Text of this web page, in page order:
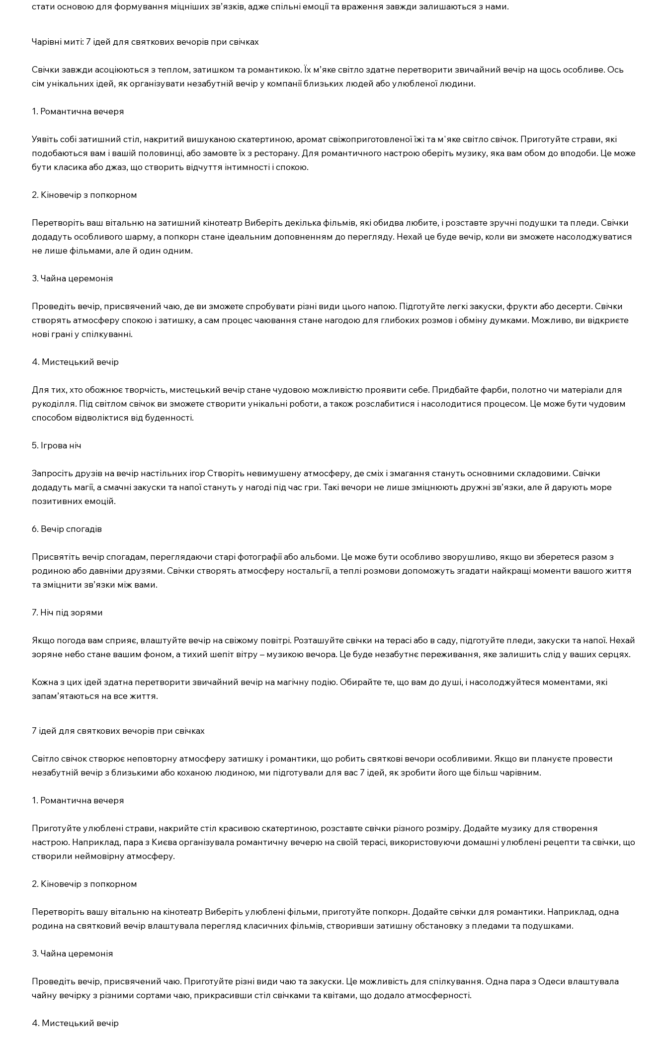
стати основою для формування міцніших зв’язків, адже спільні емоції та враження завжди залишаються з нами.
Чарівні миті: 7 ідей для святкових вечорів при свічках
Свічки завжди асоціюються з теплом, затишком та романтикою. Їх м’яке світло здатне перетворити звичайний вечір на щось особливе. Ось
сім унікальних ідей, як організувати незабутній вечір у компанії близьких людей або улюбленої людини.
1. Романтична вечеря
Уявіть собі затишний стіл, накритий вишуканою скатертиною, аромат свіжоприготовленої їжі та м'яке світло свічок. Приготуйте страви, які
подобаються вам і вашій половинці, або замовте їх з ресторану. Для романтичного настрою оберіть музику, яка вам обом до вподоби. Це може
бути класика або джаз, що створить відчуття інтимності і спокою.
2. Кіновечір з попкорном
Перетворіть ваш вітальню на затишний кінотеатр Виберіть декілька фільмів, які обидва любите, і розставте зручні подушки та пледи. Свічки
додадуть особливого шарму, а попкорн стане ідеальним доповненням до перегляду. Нехай це буде вечір, коли ви зможете насолоджуватися
не лише фільмами, але й один одним.
3. Чайна церемонія
Проведіть вечір, присвячений чаю, де ви зможете спробувати різні види цього напою. Підготуйте легкі закуски, фрукти або десерти. Свічки
створять атмосферу спокою і затишку, а сам процес чаювання стане нагодою для глибоких розмов і обміну думками. Можливо, ви відкриєте
нові грані у спілкуванні.
4. Мистецький вечір
Для тих, хто обожнює творчість, мистецький вечір стане чудовою можливістю проявити себе. Придбайте фарби, полотно чи матеріали для
рукоділля. Під світлом свічок ви зможете створити унікальні роботи, а також розслабитися і насолодитися процесом. Це може бути чудовим
способом відволіктися від буденності.
5. Ігрова ніч
Запросіть друзів на вечір настільних ігор Створіть невимушену атмосферу, де сміх і змагання стануть основними складовими. Свічки
додадуть магії, а смачні закуски та напої стануть у нагоді під час гри. Такі вечори не лише зміцнюють дружні зв’язки, але й дарують море
позитивних емоцій.
6. Вечір спогадів
Присвятіть вечір спогадам, переглядаючи старі фотографії або альбоми. Це може бути особливо зворушливо, якщо ви зберетеся разом з
родиною або давніми друзями. Свічки створять атмосферу ностальгії, а теплі розмови допоможуть згадати найкращі моменти вашого життя
та зміцнити зв’язки між вами.
7. Ніч під зорями
Якщо погода вам сприяє, влаштуйте вечір на свіжому повітрі. Розташуйте свічки на терасі або в саду, підготуйте пледи, закуски та напої. Нехай
зоряне небо стане вашим фоном, а тихий шепіт вітру – музикою вечора. Це буде незабутнє переживання, яке залишить слід у ваших серцях.
Кожна з цих ідей здатна перетворити звичайний вечір на магічну подію. Обирайте те, що вам до душі, і насолоджуйтеся моментами, які
запам’ятаються на все життя.
7 ідей для святкових вечорів при свічках
Світло свічок створює неповторну атмосферу затишку і романтики, що робить святкові вечори особливими. Якщо ви плануєте провести
незабутній вечір з близькими або коханою людиною, ми підготували для вас 7 ідей, як зробити його ще більш чарівним.
1. Романтична вечеря
Приготуйте улюблені страви, накрийте стіл красивою скатертиною, розставте свічки різного розміру. Додайте музику для створення
настрою. Наприклад, пара з Києва організувала романтичну вечерю на своїй терасі, використовуючи домашні улюблені рецепти та свічки, що
створили неймовірну атмосферу.
2. Кіновечір з попкорном
Перетворіть вашу вітальню на кінотеатр Виберіть улюблені фільми, приготуйте попкорн. Додайте свічки для романтики. Наприклад, одна
родина на святковий вечір влаштувала перегляд класичних фільмів, створивши затишну обстановку з пледами та подушками.
3. Чайна церемонія
Проведіть вечір, присвячений чаю. Приготуйте різні види чаю та закуски. Це можливість для спілкування. Одна пара з Одеси влаштувала
чайну вечірку з різними сортами чаю, прикрасивши стіл свічками та квітами, що додало атмосферності.
4. Мистецький вечір